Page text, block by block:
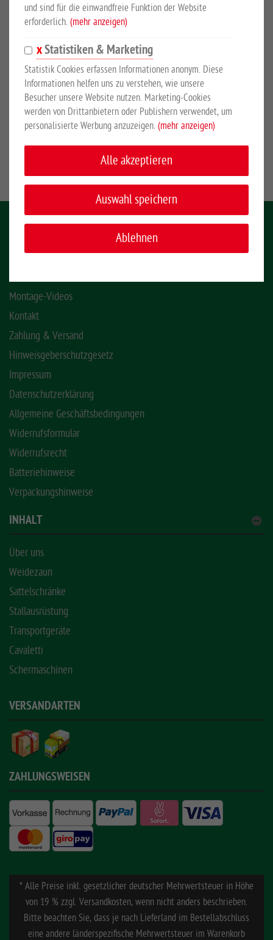
Belmondo Basic
EUR 55,60*
Mehr anzeigen
Montage-Videos
Kontakt
Zahlung & Versand
Hinweisgeberschutzgesetz
Impressum
Datenschutzerklärung
Allgemeine Geschäftsbedingungen
Widerrufsformular
Widerrufsrecht
Batteriehinweise
Verpackungshinweise
INHALT
Über uns
Weidezaun
Sattelschränke
Stallausrüstung
Transportgeräte
Cavaletti
Schermaschinen
VERSANDARTEN
ZAHLUNGSWEISEN
* Alle Preise inkl. gesetzlicher deutscher Mehrwertsteuer in Höhe
von 19 % zzgl. Versandkosten, wenn nicht anders beschrieben.
Bitte beachten Sie, dass je nach Lieferland im Bestellabschluss
eine andere länderspezifische Mehrwertsteuer im Warenkorb
und sind für die einwandfreie Funktion der Website
erforderlich. (mehr anzeigen)
Statistiken & Marketing
Statistik Cookies erfassen Informationen anonym. Diese
Informationen helfen uns zu verstehen, wie unsere
Besucher unsere Website nutzen. Marketing-Cookies
werden von Drittanbietern oder Publishern verwendet, um
personalisierte Werbung anzuzeigen. (mehr anzeigen)
Alle akzeptieren
Auswahl speichern
Ablehnen